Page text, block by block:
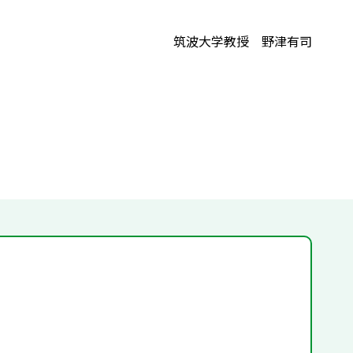
筑波大学教授 野津有司